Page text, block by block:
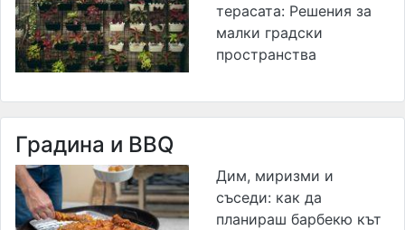
терасата: Решения за
малки градски
пространства
Градина и BBQ
Дим, миризми и
съседи: как да
планираш барбекю кът